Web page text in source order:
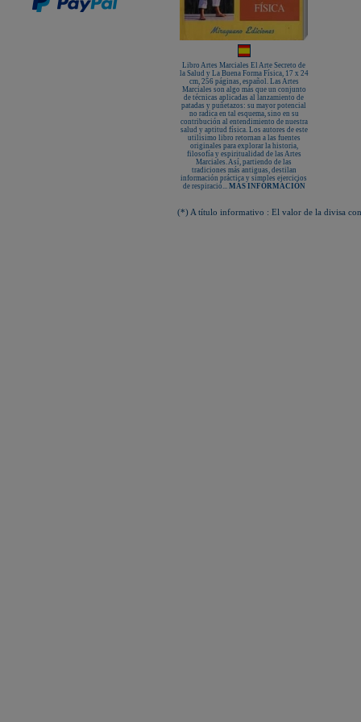
KAMIKAZE SATÍN GROSOR
Libro Artes Marciales El Arte Secreto de
la Salud y La Buena Forma Física, 17 x 24
cm, 256 páginas, español. Las Artes
Marciales son algo más que un conjunto
de técnicas aplicadas al lanzamiento de
patadas y puñetazos: su mayor potencial
no radica en tal esquema, sino en su
contribución al entendimiento de nuestra
salud y aptitud física. Los autores de este
utilisimo libro retornan a las fuentes
originales para explorar la historia,
filosofía y espiritualidad de las Artes
Marciales. Así, partiendo de las
tradiciones más antiguas, destilan
información práctica y simples ejercicios
de respiració... MÁS INFORMACIÓN
(*) A título informativo : El valor de la divisa